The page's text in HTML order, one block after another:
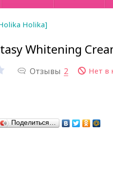
Holika]
Whitening
Отзывы 2 Нет в
Поделиться…